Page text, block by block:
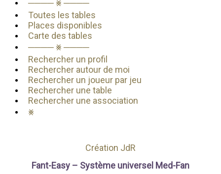
──── ⨳ ────
Toutes les tables
Places disponibles
Carte des tables
──── ⨳ ────
Rechercher un profil
Rechercher autour de moi
Rechercher un joueur par jeu
Rechercher une table
Rechercher une association
⨳
Création JdR
Fant-Easy – Système universel Med-Fan